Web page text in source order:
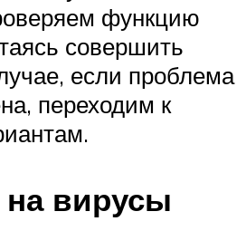
функцию
совершить
если проблема
переходим к
вирусы